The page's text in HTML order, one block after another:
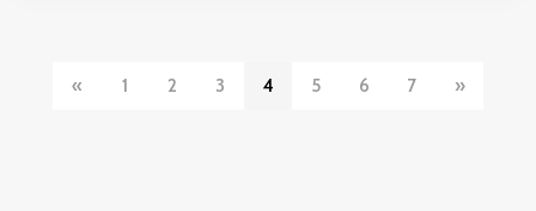
« 1 2 3 4 5 6 7 »